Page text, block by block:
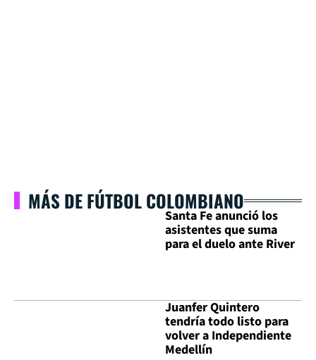
MÁS DE FÚTBOL COLOMBIANO
Santa Fe anunció los
asistentes que suma
para el duelo ante River
Juanfer Quintero
tendría todo listo para
volver a Independiente
Medellín